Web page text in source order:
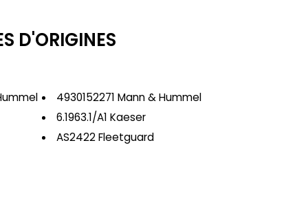
D'ORIGINES
4930152271 Mann & Hummel
6.1963.1/A1 Kaeser
AS2422 Fleetguard